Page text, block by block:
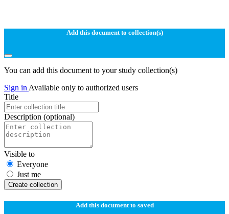
Add this document to collection(s)
You can add this document to your study collection(s)
Sign in Available only to authorized users
Title
Description (optional)
Visible to
Everyone
Just me
Create collection
Add this document to saved